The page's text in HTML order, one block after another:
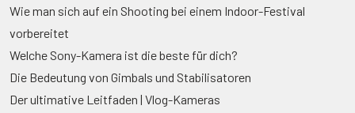
Wie man sich auf ein Shooting bei einem Indoor-Festival
vorbereitet
Welche Sony-Kamera ist die beste für dich?
Die Bedeutung von Gimbals und Stabilisatoren
Der ultimative Leitfaden | Vlog-Kameras